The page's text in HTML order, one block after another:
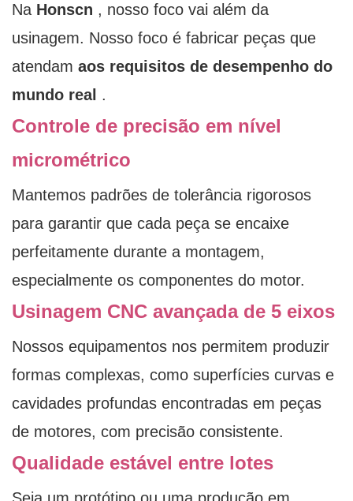
Na Honscn , nosso foco vai além da
usinagem. Nosso foco é fabricar peças que
atendam aos requisitos de desempenho do
mundo real .
Controle de precisão em nível
micrométrico
Mantemos padrões de tolerância rigorosos
para garantir que cada peça se encaixe
perfeitamente durante a montagem,
especialmente os componentes do motor.
Usinagem CNC avançada de 5 eixos
Nossos equipamentos nos permitem produzir
formas complexas, como superfícies curvas e
cavidades profundas encontradas em peças
de motores, com precisão consistente.
Qualidade estável entre lotes